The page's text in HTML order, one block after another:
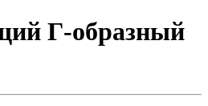
Г-образный